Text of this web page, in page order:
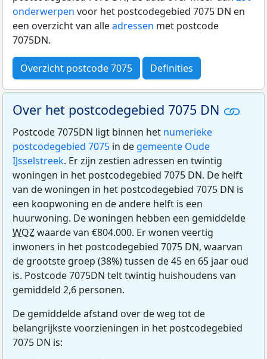
onderwerpen voor het postcodegebied 7075 DN en
een overzicht van alleadressen met postcode
7075DN.
Overzicht postcode 7075 Definities
Over het postcodegebied 7075 DN
Postcode 7075DN ligt binnen het numerieke
postcodegebied 7075 in de gemeente Oude
IJsselstreek. Er zijn zestien adressen en twintig
woningen in het postcodegebied 7075 DN. De helft
van de woningen in het postcodegebied 7075 DN is
een koopwoning en de andere helft is een
huurwoning. De woningen hebben een gemiddelde
WOZwaarde van €804.000. Er wonen veertig
inwoners in het postcodegebied 7075 DN, waarvan
de grootste groep (38%) tussen de 45 en 65 jaar oud
is. Postcode 7075DN telt twintig huishoudens van
gemiddeld 2,6 personen.
De gemiddelde afstand over de weg tot de
belangrijkste voorzieningen in het postcodegebied
7075 DN is: